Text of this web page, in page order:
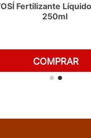
Fertilizante
250ml
COMPRAR